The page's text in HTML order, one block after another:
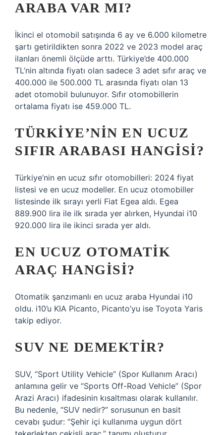
ARABA VAR MI?
İkinci el otomobil satışında 6 ay ve 6.000 kilometre
şartı getirildikten sonra 2022 ve 2023 model araç
ilanları önemli ölçüde arttı. Türkiye’de 400.000
TL’nin altında fiyatı olan sadece 3 adet sıfır araç ve
400.000 ile 500.000 TL arasında fiyatı olan 13
adet otomobil bulunuyor. Sıfır otomobillerin
ortalama fiyatı ise 459.000 TL.
TÜRKIYE’NIN EN UCUZ
SIFIR ARABASI HANGISI?
Türkiye’nin en ucuz sıfır otomobilleri: 2024 fiyat
listesi ve en ucuz modeller. En ucuz otomobiller
listesinde ilk sırayı yerli Fiat Egea aldı. Egea
889.900 lira ile ilk sırada yer alırken, Hyundai i10
920.000 lira ile ikinci sırada yer aldı.
EN UCUZ OTOMATIK
ARAÇ HANGISI?
Otomatik şanzımanlı en ucuz araba Hyundai i10
oldu. i10’u KIA Picanto, Picanto’yu ise Toyota Yaris
takip ediyor.
SUV NE DEMEKTIR?
SUV, “Sport Utility Vehicle” (Spor Kullanım Aracı)
anlamına gelir ve “Sports Off-Road Vehicle” (Spor
Arazi Aracı) ifadesinin kısaltması olarak kullanılır.
Bu nedenle, “SUV nedir?” sorusunun en basit
cevabı şudur: “Şehir içi kullanıma uygun dört